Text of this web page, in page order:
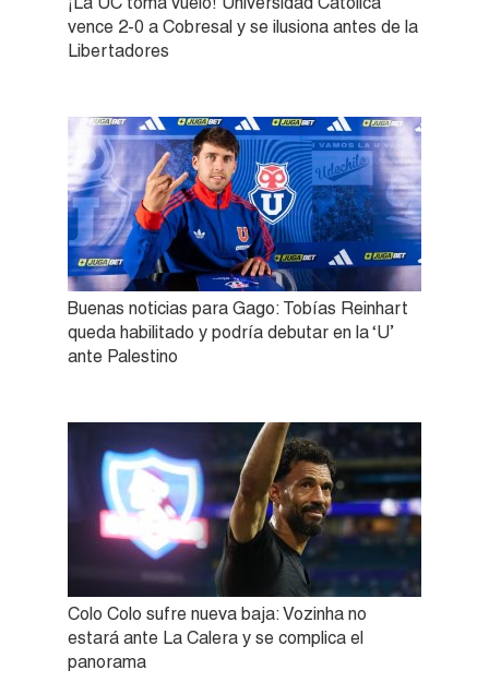
vence 2-0 a Cobresal y se ilusiona antes de la
Libertadores
Buenas noticias para Gago: Tobías Reinhart
queda habilitado y podría debutar en la ‘U’
ante Palestino
Colo Colo sufre nueva baja: Vozinha no
estará ante La Calera y se complica el
panorama